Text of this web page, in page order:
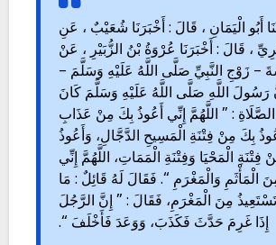
أَبُو الْيَمَانِ ، قَالَ : أَخْبَرَنَا شُعَيْبٌ ، عَنِ
، قَالَ : أَخْبَرَنَا عُرْوَةُ بْنُ الزُّبَيْرِ ، عَنْ
– زَوْجِ النَّبِيِّ صَلَّى اللَّهُ عَلَيْهِ وَسَلَّمَ –
رَسُولَ اللَّهِ صَلَّى اللَّهُ عَلَيْهِ وَسَلَّمَ كَانَ
: ” اللَّهُمَّ إِنِّي أَعُوذُ بِكَ مِنْ عَذَابِ
بِكَ مِنْ فِتْنَةِ الْمَسِيحِ الدَّجَّالِ، وَأَعُوذُ
فِتْنَةِ الْمَحْيَا وَفِتْنَةِ الْمَمَاتِ، اللَّهُمَّ إِنِّي
الْمَأْثَمِ وَالْمَغْرَمِ “. فَقَالَ لَهُ قَائِلٌ : مَا
تَسْتَعِيذُ مِنَ الْمَغْرَمِ، فَقَالَ : ” إِنَّ الرَّجُلَ
إِذَا غَرِمَ حَدَّثَ فَكَذَبَ، وَوَعَدَ فَأَخْلَفَ “.